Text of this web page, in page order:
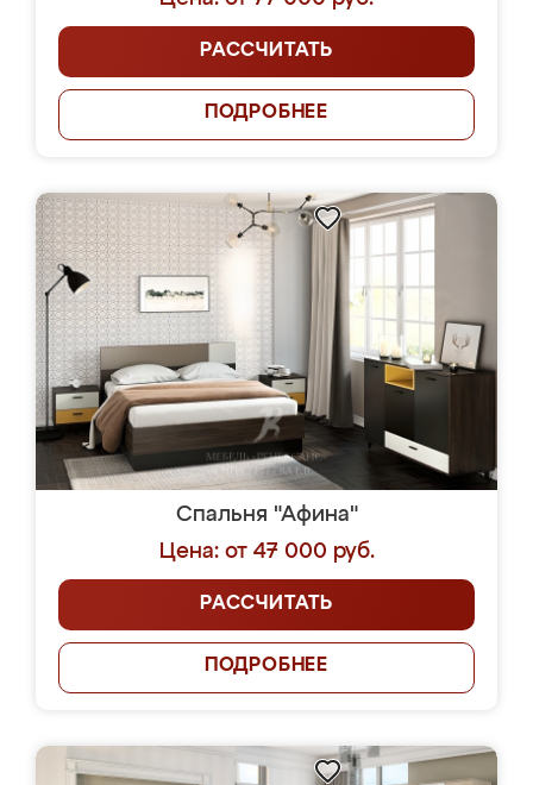
РАССЧИТАТЬ
ПОДРОБНЕЕ
Спальня "Афина"
Цена: от 47 000 руб.
РАССЧИТАТЬ
ПОДРОБНЕЕ